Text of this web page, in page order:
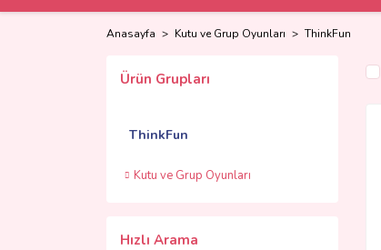
Anasayfa Kutu ve Grup Oyunları ThinkFun
Ürün Grupları
ThinkFun
Kutu ve Grup Oyunları
Hızlı Arama